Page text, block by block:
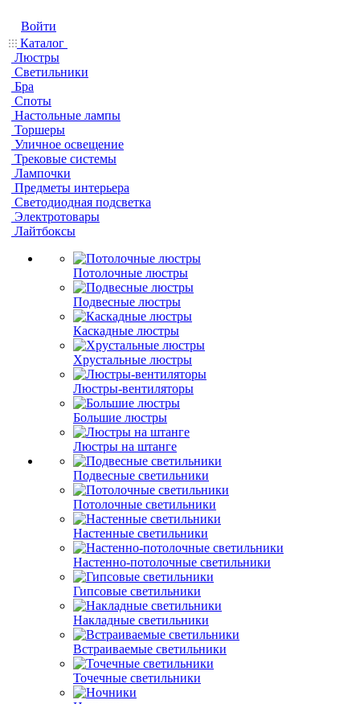
Войти
Каталог
Люстры
Светильники
Бра
Споты
Настольные лампы
Торшеры
Уличное освещение
Трековые системы
Лампочки
Предметы интерьера
Светодиодная подсветка
Электротовары
Лайтбоксы
Потолочные люстры
Подвесные люстры
Каскадные люстры
Хрустальные люстры
Люстры-вентиляторы
Большие люстры
Люстры на штанге
Подвесные светильники
Потолочные светильники
Настенные светильники
Настенно-потолочные светильники
Гипсовые светильники
Накладные светильники
Встраиваемые светильники
Точечные светильники